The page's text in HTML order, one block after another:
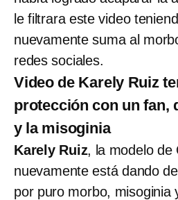
le filtrara este video
nuevamente suma al
redes sociales.
Video de Karely Ruiz
protección con un fan,
y la misoginia
Karely Ruiz, la modelo de
nuevamente está dando
por puro morbo, misoginia